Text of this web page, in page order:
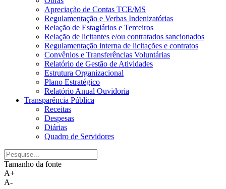
Apreciação de Contas TCE/MS
Regulamentação e Verbas Indenizatórias
Relação de Estagiários e Terceiros
Relação de licitantes e/ou contratados sancionados
Regulamentação interna de licitações e contratos
Convênios e Transferências Voluntárias
Relatório de Gestão de Atividades
Estrutura Organizacional
Plano Estratégico
Relatório Anual Ouvidoria
Transparência Pública
Receitas
Despesas
Diárias
Quadro de Servidores
Tamanho da fonte
A+
A-